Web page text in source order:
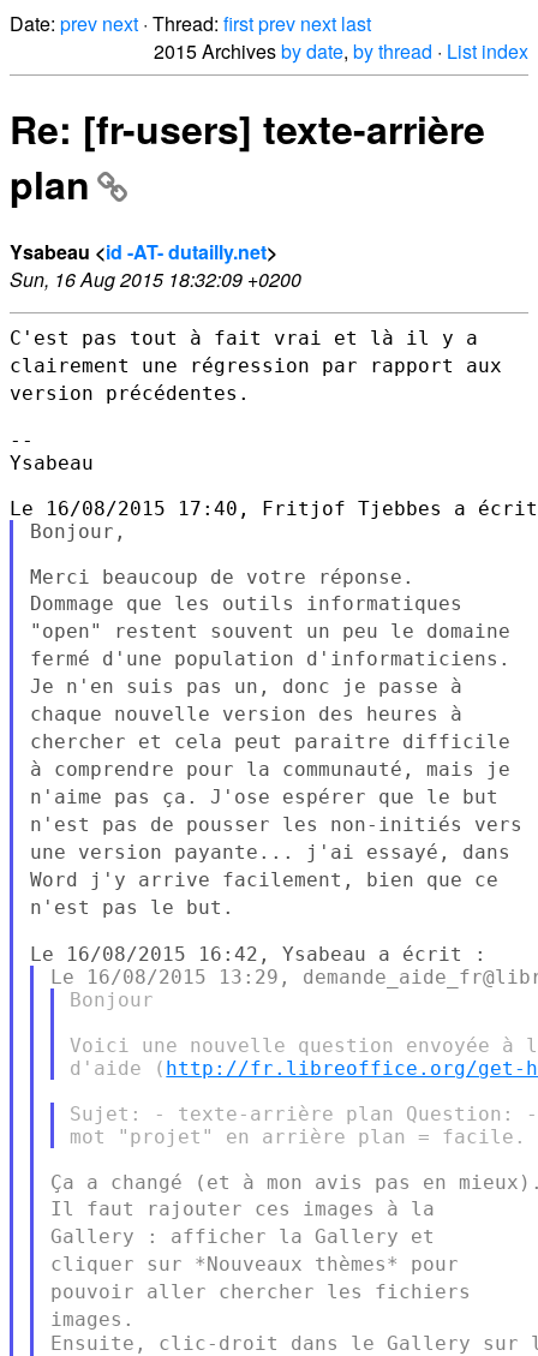
Date: prev next · Thread: firstprev next last
2015 Archivesby date, by thread · List index
Re: [fr-users] texte-arrière
plan
Ysabeau <id -AT- dutailly.net>
Sun, 16 Aug 2015 18:32:09 +0200
C'est pas tout à fait vrai et là il y a
clairement une régression par
rapport aux
version précédentes.
--
Ysabeau
Bonjour,
Dommage que les outils informatiques
"open" restent souvent un peu le domaine
fermé d'une population d'informaticiens.
Je n'en suis pas un, donc je passe à
chaque nouvelle version des heures à
chercher et cela peut paraitre difficile
à comprendre pour la communauté, mais je
n'aime pas ça. J'ose espérer que le but
n'est pas de pousser les non-initiés vers
une version payante... j'ai essayé, dans
Word j'y arrive facilement, bien que ce
n'est pas le but.
Bonjour
Voici une nouvelle question envoyée à
d'aide ( http://fr.libreoffice.org/get-
Sujet: - texte-arrière plan Question: -
Il faut rajouter ces images à la
Gallery : afficher la Gallery et
cliquer sur *Nouveaux thèmes* pour
pouvoir aller chercher les fichiers
images.
Ensuite, clic-droit dans le Gallery sur